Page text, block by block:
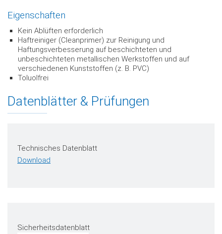
Eigenschaften
Kein Ablüften erforderlich
Haftreiniger (Cleanprimer) zur Reinigung und
Haftungsverbesserung auf beschichteten und
unbeschichteten metallischen Werkstoffen und auf
verschiedenen Kunststoffen (z. B. PVC)
Toluolfrei
Datenblätter & Prüfungen
Technisches Datenblatt
Download
Sicherheitsdatenblatt